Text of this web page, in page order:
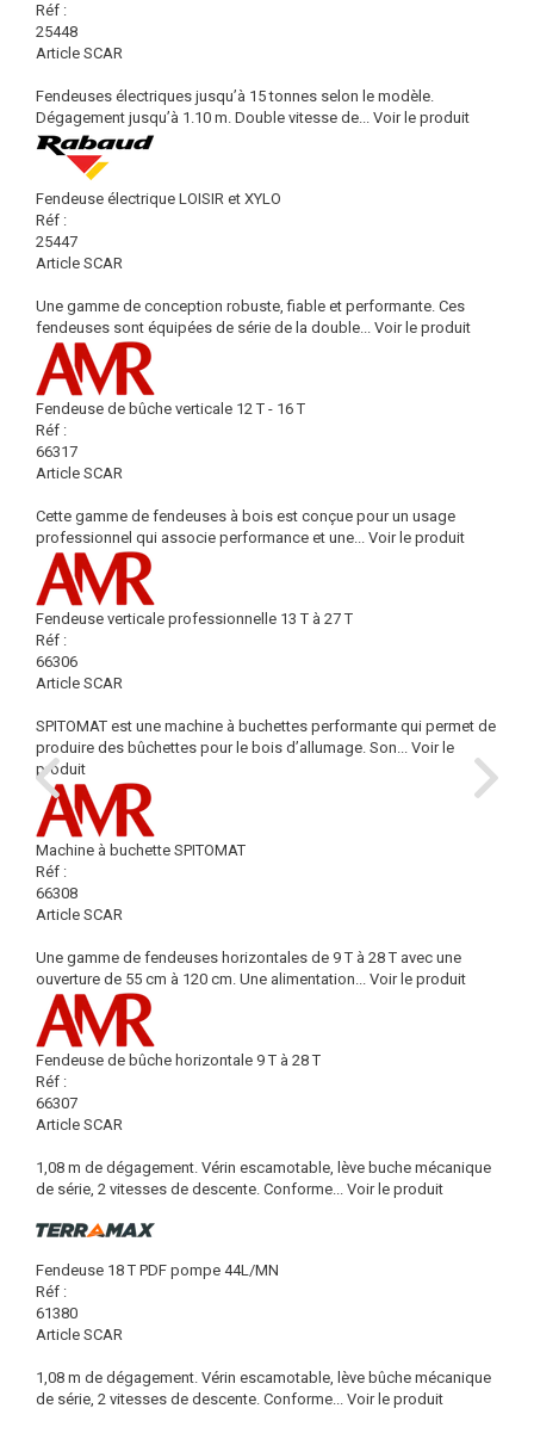
Réf :
25448
Article SCAR
Fendeuses électriques jusqu’à 15 tonnes selon le modèle.
Dégagement jusqu’à 1.10 m. Double vitesse de... Voir le produit
Fendeuse électrique LOISIR et XYLO
Réf :
25447
Article SCAR
Une gamme de conception robuste, fiable et performante. Ces
fendeuses sont équipées de série de la double... Voir le produit
Fendeuse de bûche verticale 12 T - 16 T
Réf :
66317
Article SCAR
Cette gamme de fendeuses à bois est conçue pour un usage
professionnel qui associe performance et une... Voir le produit
Fendeuse verticale professionnelle 13 T à 27 T
Réf :
66306
Article SCAR
SPITOMAT est une machine à buchettes performante qui permet de
produire des bûchettes pour le bois d’allumage. Son... Voir le
produit
Machine à buchette SPITOMAT
Réf :
66308
Article SCAR
Une gamme de fendeuses horizontales de 9 T à 28 T avec une
ouverture de 55 cm à 120 cm. Une alimentation... Voir le produit
Fendeuse de bûche horizontale 9 T à 28 T
Réf :
66307
Article SCAR
1,08 m de dégagement. Vérin escamotable, lève buche mécanique
de série, 2 vitesses de descente. Conforme... Voir le produit
Fendeuse 18 T PDF pompe 44L/MN
Réf :
61380
Article SCAR
1,08 m de dégagement. Vérin escamotable, lève bûche mécanique
de série, 2 vitesses de descente. Conforme... Voir le produit